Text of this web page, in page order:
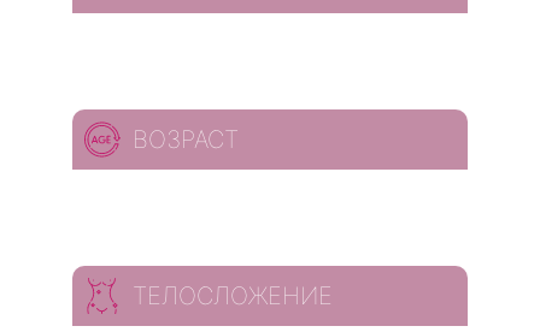
ВОЗРАСТ
ТЕЛОСЛОЖЕНИЕ